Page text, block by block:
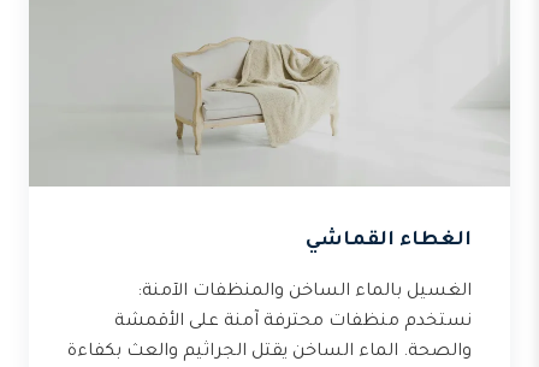
الغطاء القماشي
الغسيل بالماء الساخن والمنظفات الآمنة:
نستخدم منظفات محترفة آمنة على الأقمشة
والصحة. الماء الساخن يقتل الجراثيم والعث بكفاءة